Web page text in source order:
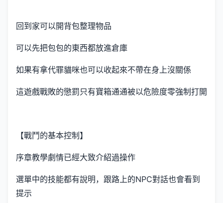
回到家可以開背包整理物品
可以先把包包的東西都放進倉庫
如果有拿代罪貓咪也可以收起來不帶在身上沒關係
這遊戲戰敗的懲罰只有寶箱通通被以危險度零強制打開
【戰鬥的基本控制】
序章教學劇情已經大致介紹過操作
選單中的技能都有說明，跟路上的NPC對話也會看到
提示